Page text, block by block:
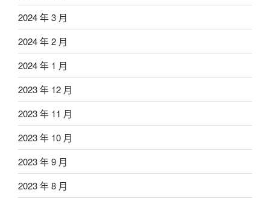
2024 年 3 月
2024 年 2 月
2024 年 1 月
2023 年 12 月
2023 年 11 月
2023 年 10 月
2023 年 9 月
2023 年 8 月